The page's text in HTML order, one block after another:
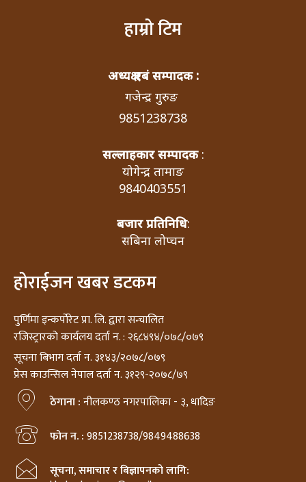
हाम्रो टिम
अध्यक्ष एबं सम्पादक :
गजेन्द्र गुरुङ
9851238738
सल्लाहकार सम्पादक:
योगेन्द्र तामाङ
9840403551
बजार प्रतिनिधि:
सबिना लोप्चन
होराईजन खबर डटकम
पुर्णिमा इन्कर्पोरेट प्रा. लि. द्वारा सन्चालित
रजिस्ट्रारको कार्यलय दर्ता न. : २६८४९४/०७८/०७९
सूचना बिभाग दर्ता न. ३१४३/२०७८/०७९
प्रेस काउन्सिल नेपाल दर्ता न. ३१२९-२०७८/७९
ठेगाना :नीलकण्ठ नगरपालिका - ३, धादिङ
फोन न. :9851238738/9849488638
सूचना, समाचार र बिज्ञापनको लागि: